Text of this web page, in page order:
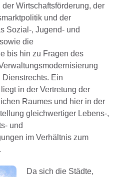
Wirtschaftsförderung, der
und der
Sozial-, Jugend- und
die
bis hin zu Fragen des
Ein
in der Vertretung der
Raumes und hier in der
gleichwertiger Lebens-,
und
im Verhältnis zum
Da sich die Städte,